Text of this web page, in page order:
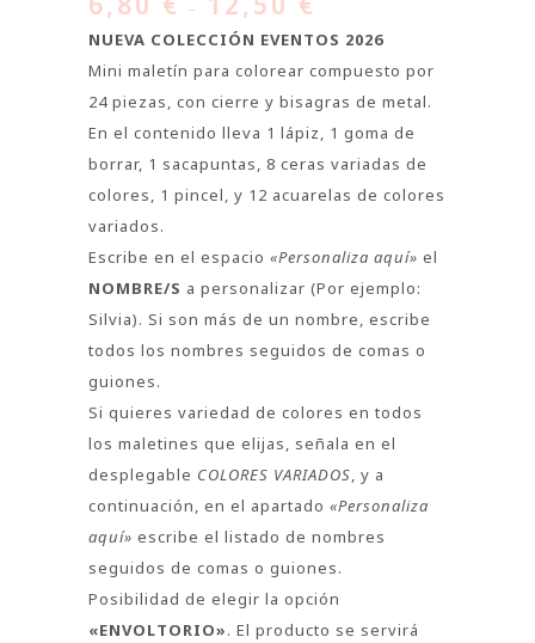
–
NUEVA COLECCIÓN EVENTOS 2026
Mini maletín para colorear compuesto por
24 piezas, con cierre y bisagras de metal.
En el contenido lleva 1 lápiz, 1 goma de
borrar, 1 sacapuntas, 8 ceras variadas de
colores, 1 pincel, y 12 acuarelas de colores
variados.
Escribe en el espacio «Personaliza aquí» el
NOMBRE/S a personalizar (Por ejemplo:
Silvia). Si son más de un nombre, escribe
todos los nombres seguidos de comas o
guiones.
Si quieres variedad de colores en todos
los maletines que elijas, señala en el
desplegable COLORES VARIADOS, y a
continuación, en el apartado «Personaliza
aquí» escribe el listado de nombres
seguidos de comas o guiones.
Posibilidad de elegir la opción
«ENVOLTORIO». El producto se servirá